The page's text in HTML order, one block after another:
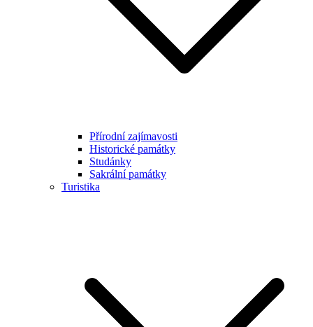
Přírodní zajímavosti
Historické památky
Studánky
Sakrální památky
Turistika